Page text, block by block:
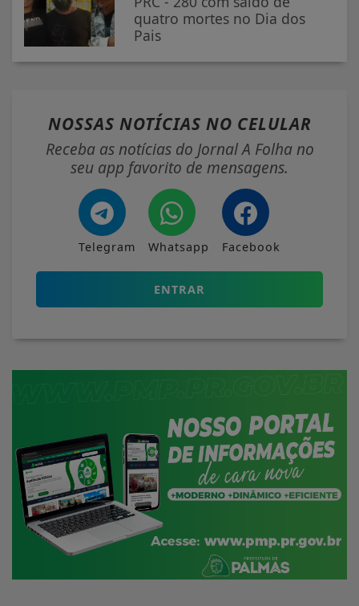
quatro mortes no Dia dos
Pais
NOSSAS NOTÍCIAS NO CELULAR
Receba as notícias do Jornal A Folha no
seu app favorito de mensagens.
Telegram Whatsapp Facebook
ENTRAR